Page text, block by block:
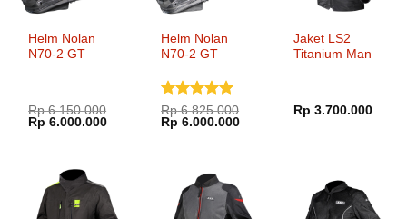
Helm Nolan
N70-2 GT
Classic Metal
Rp6.150.000
Harga
aslinya
Rp 6.000.000Harga
Helm Nolan
N70-2 GT
Classic Glossy
Black
Dinilai5
dari 5
Rp6.825.000
Harga
aslinya
Rp 6.000.000Harga
Jaket LS2
Titanium Man
Jacket
Rp 3.700.000